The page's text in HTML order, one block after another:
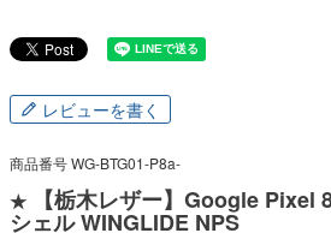
レビューを書く
商品番号WG-BTG01-P8a-
★ 【栃木レザー】Google Pixel
シェル WINGLIDE NPS